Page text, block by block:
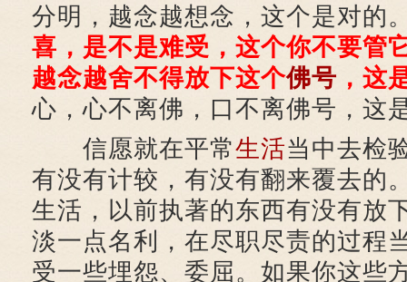
分明，越念越想念，这个是对的
喜，是不是难受，这个你不要管
越念越舍不得放下这个佛号 ，这
心，心不离佛，口不离佛号，这
信愿就在平常生活当中去检
有没有计较，有没有翻来覆去的
生活，以前执著的东西有没有放
淡一点名利，在尽职尽责的过程
受一些埋怨、委屈。如果你这些